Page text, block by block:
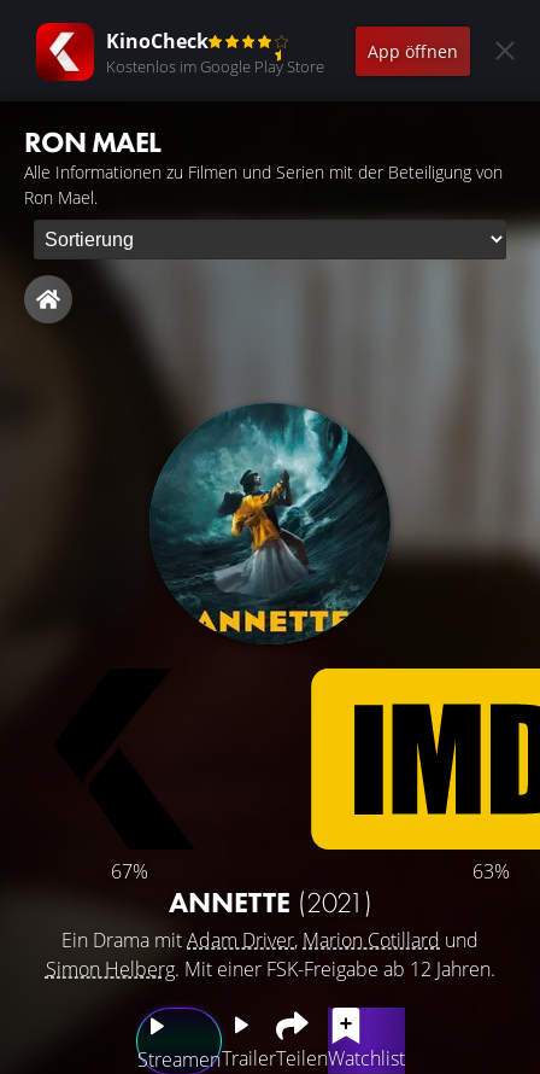
KinoCheck
Kostenlos im Google Play Store
App öffnen
RON MAEL
Alle Informationen zu Filmen und Serien mit der Beteiligung von
Ron Mael.
67% 63%
ANNETTE (2021)
Ein Drama mitAdam Driver, Marion Cotillard und
Simon Helberg. Mit einer FSK-Freigabe ab 12 Jahren.
StreamenTrailerTeilenWatchlist